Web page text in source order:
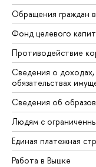
Обращения
Фонд целевого
Противодействие
Сведения о
обязательствах
Сведения об
Людям с
Единая платежная
Работа в Вышке